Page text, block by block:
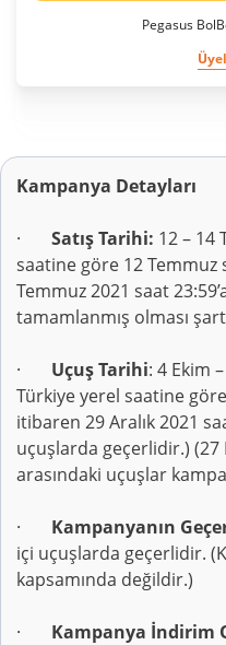
Pegasus
Kampanya Detayları
· Satış Tarihi: 12 – 14
saatine göre 12 Temmuz
Temmuz 2021 saat
tamamlanmış olması
· Uçuş Tarihi: 4 Ekim
Türkiye yerel saatine
itibaren 29 Aralık 2021
uçuşlarda geçerlidir.) (27
arasındaki uçuşlar
· Kampanyanın
içi uçuşlarda geçerlidir.
kapsamında değildir.)
· Kampanya İndirim